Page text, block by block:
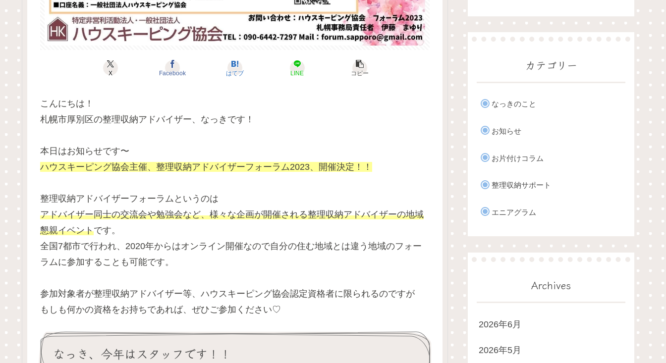
X Facebook はてブ LINE コピー
こんにちは！
札幌市厚別区の整理収納アドバイザー、なっきです！
本日はお知らせです〜
ハウスキーピング協会主催、整理収納アドバイザーフォーラム2023、開催決定！！
整理収納アドバイザーフォーラムというのは
アドバイザー同士の交流会や勉強会など、様々な企画が開催される整理収納アドバイザーの地域
懇親イベントです。
全国7都市で行われ、2020年からはオンライン開催なので自分の住む地域とは違う地域のフォー
ラムに参加することも可能です。
参加対象者が整理収納アドバイザー等、ハウスキーピング協会認定資格者に限られるのですが
もしも何かの資格をお持ちであれば、ぜひご参加ください♡
なっき、今年はスタッフです！！
カテゴリー
なっきのこと
お知らせ
お片付けコラム
整理収納サポート
エニアグラム
Archives
2026年6月
2026年5月